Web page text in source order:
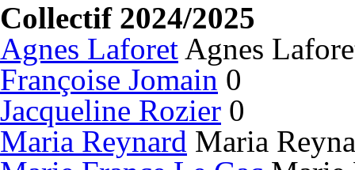
Collectif 2024/2025
Agnes Laforet Agnes
Françoise Jomain 0
Jacqueline Rozier 0
Maria Reynard Maria